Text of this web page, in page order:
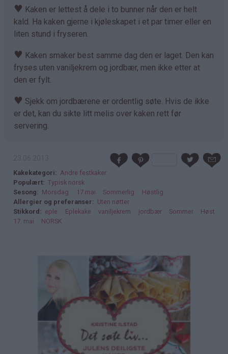
♥ Kaken er lettest å dele i to bunner når den er helt
kald. Ha kaken gjerne i kjøleskapet i et par timer eller en
liten stund i fryseren.
♥ Kaken smaker best samme dag den er laget. Den kan
fryses uten vaniljekrem og jordbær, men ikke etter at
den er fylt.
♥ Sjekk om jordbærene er ordentlig søte. Hvis de ikke
er det, kan du sikte litt melis over kaken rett før
servering.
Kakekategori
Andre festkaker
Populært
Typisk norsk
Sesong
Morsdag 17.mai Sommerlig
Høstlig
Allergier og preferanser
Uten nøtter
Stikkord
eple Eplekake vaniljekrem jordbær Sommer
Høst
17. mai
NORSK